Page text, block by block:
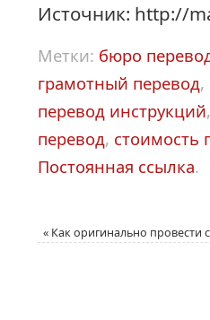
Источник: http://
Метки: бюро
грамотный перевод,
перевод инструкций,
перевод, стоимость
Постоянная ссылка.
«Как оригинально провести